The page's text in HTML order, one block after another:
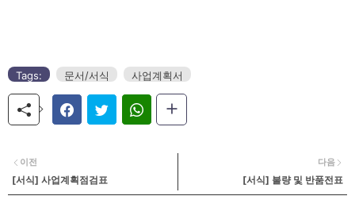
Tags: 문서/서식 사업계획서
다음
[서식] 불량 및 반품전표
이전
[서식] 사업계획점검표